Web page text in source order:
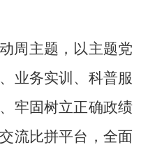
周主题，以主题党
业务实训、科普服
牢固树立正确政绩
流比拼平台，全面